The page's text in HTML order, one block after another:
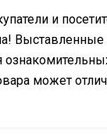
и
Выставленные
может